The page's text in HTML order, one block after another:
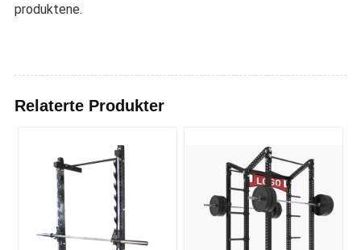
produktene.
Relaterte Produkter